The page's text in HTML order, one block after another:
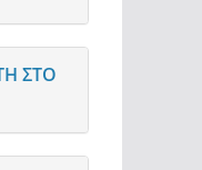
ΣΤΟ